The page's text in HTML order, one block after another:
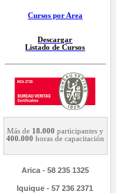
Cursos por Area
Descargar
Listado de Cursos
Más de 18.000 participantes y
400.000 horas de capacitación
Arica - 58 235 1325
Iquique - 57 236 2371